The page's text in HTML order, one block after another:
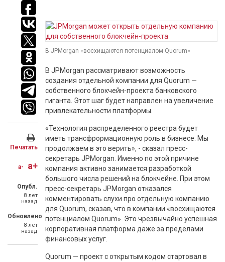
Печатать
a- a+
Опубл.
8 лет
назад
Обновлено
8 лет
назад
В JPMorgan «восхищаются потенциалом Quorum»
В JPMorgan рассматривают возможность
создания отдельной компании для Quorum —
собственного блокчейн-проекта банковского
гиганта. Этот шаг будет направлен на увеличение
привлекательности платформы.
«Технология распределенного реестра будет
иметь трансфрормационную роль в бизнесе. Мы
продолжаем в это верить», - сказал пресс-
секретарь JPMorgan. Именно по этой причине
компания активно занимается разработкой
большого числа решений на блокчейне. При этом
пресс-секретарь JPMorgan отказался
комментировать слухи про отдельную компанию
для Quorum, сказав, что в компании «восхищаются
потенциалом Quorum». Это чрезвычайно успешная
корпоративная платформа даже за пределами
финансовых услуг.
Quorum — проект с открытым кодом стартовал в